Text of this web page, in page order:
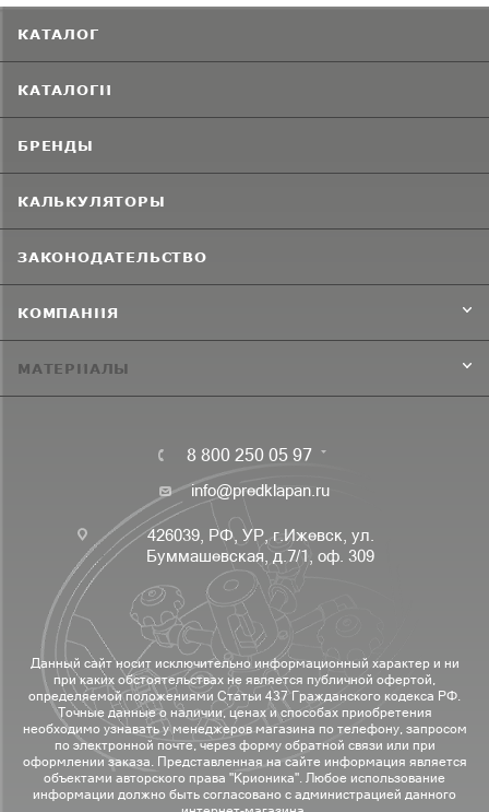
КАТАЛОГ
КАТАЛОГИ
БРЕНДЫ
КАЛЬКУЛЯТОРЫ
ЗАКОНОДАТЕЛЬСТВО
КОМПАНИЯ
МАТЕРИАЛЫ
8 800 250 05 97
info@predklapan.ru
426039, РФ, УР, г.Ижевск, ул.
Буммашевская, д.7/1, оф. 309
Данный сайт носит исключительно информационный характер и ни
при каких обстоятельствах не является публичной офертой,
определяемой положениями Статьи 437 Гражданского кодекса РФ.
Точные данные о наличии, ценах и способах приобретения
необходимо узнавать у менеджеров магазина по телефону, запросом
по электронной почте, через форму обратной связи или при
оформлении заказа. Представленная на сайте информация является
объектами авторского права "Крионика". Любое использование
информации должно быть согласовано с администрацией данного